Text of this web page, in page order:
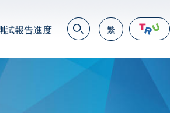
繁
繁
简
試報告進度